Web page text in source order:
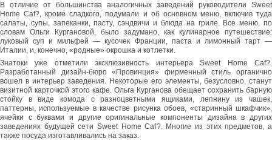
В отличие от большинства аналогичных заведений руководители Sweet
Home Caf?, кроме сладкого, подумали и об основном меню, включив туда
салаты, супы, запеканки, пасту, сэндвичи и блюда на гриле. Все меню, по
словам Ольги Кургановой, было задумано, как кулинарное путешествие:
луковый суп и мильфей — кусочек Франции, паста и лимонный тарт —
Италии, и, конечно, «родные» окрошка и котлетки.
Знатоки уже отметили эксклюзивность интерьера Sweet Home Caf?.
Разработанный дизайн-бюро «Провинция» фирменный стиль органично
вошел в интерьер заведения. Некоторые его элементы, безусловно, станут
визитной карточкой этого кафе. Ольга Курганова обещает сохранить барную
стойку в виде комода с разноцветными ящиками, лепнину из чашек,
паттерны, используемые в качестве рисунка обоев, «старинный шкафчик»,
ячейки с буквами и другие оригинальные компоненты дизайна в других
заведениях будущей сети Sweet Home Caf?. Многие из этих предметов, а
также посуда изготавливались на заказ.